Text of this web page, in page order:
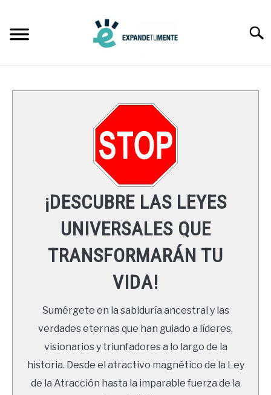
content
LEYES UNIVERSALES
RECURSOS
NEWSLETTER
¡DESCUBRE LAS LEYES
UNIVERSALES QUE
TRANSFORMARÁN TU
VIDA!
Sumérgete en la sabiduría ancestral y las
verdades eternas que han guiado a líderes,
visionarios y triunfadores a lo largo de la
historia. Desde el atractivo magnético de la Ley
de la Atracción hasta la imparable fuerza de la